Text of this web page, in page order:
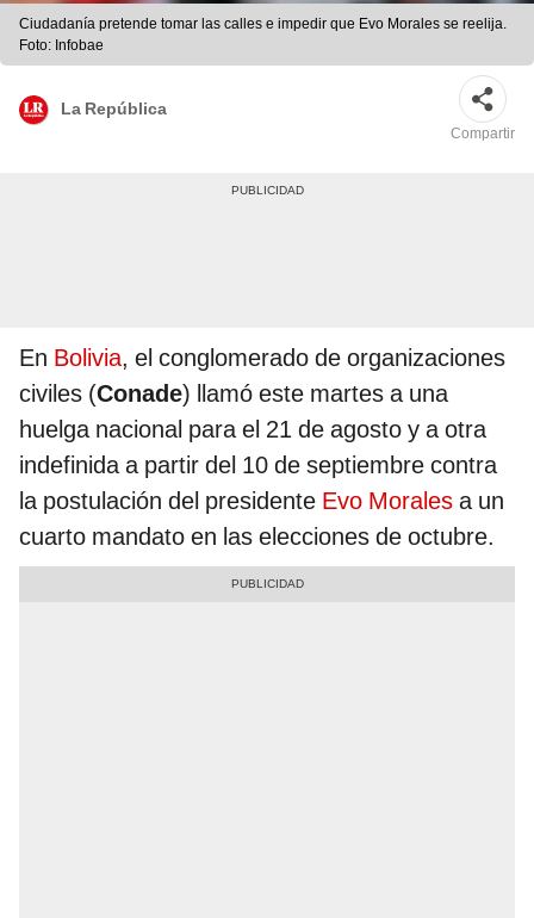
Ciudadanía pretende tomar las calles e impedir que Evo Morales se reelija.
Foto: Infobae
La República
Compartir
En Bolivia, el conglomerado de organizaciones
civiles (Conade) llamó este martes a una
huelga nacional para el 21 de agosto y a otra
indefinida a partir del 10 de septiembre contra
la postulación del presidente Evo Morales a un
cuarto mandato en las elecciones de octubre.